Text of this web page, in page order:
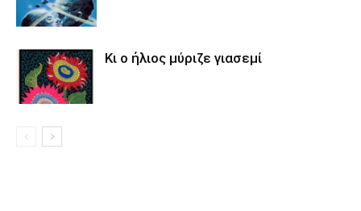
Κι ο ήλιος μύριζε γιασεμί